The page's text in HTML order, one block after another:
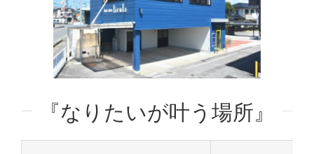
『なりたいが叶う場所』